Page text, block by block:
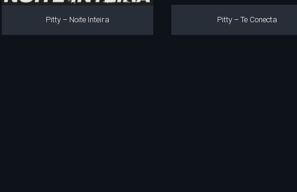
Pitty – Noite Inteira Pitty – Te Conecta